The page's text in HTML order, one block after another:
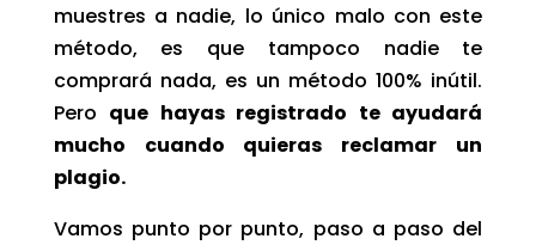
muestres a nadie, lo único malo con este
método, es que tampoco nadie te
comprará nada, es un método 100% inútil.
Pero que hayas registrado te ayudará
mucho cuando quieras reclamar un
plagio.
Vamos punto por punto, paso a paso del